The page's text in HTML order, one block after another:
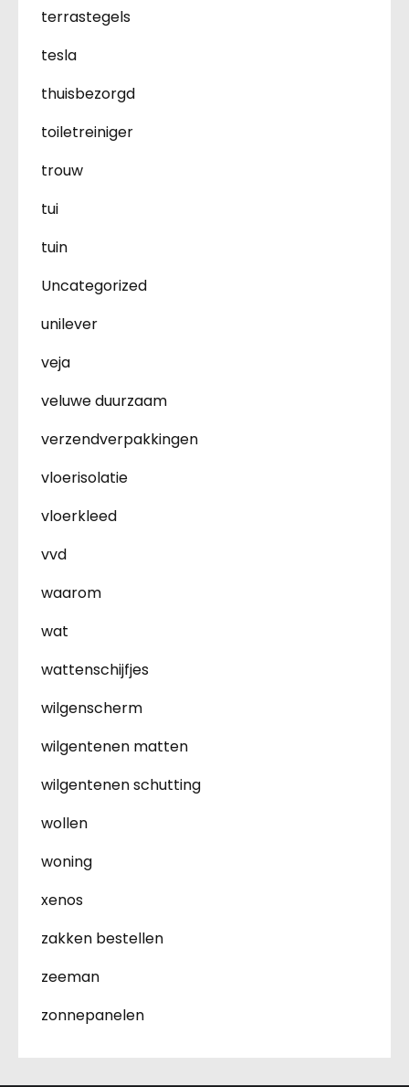
terrastegels
tesla
thuisbezorgd
toiletreiniger
trouw
tui
tuin
Uncategorized
unilever
veja
veluwe duurzaam
verzendverpakkingen
vloerisolatie
vloerkleed
vvd
waarom
wat
wattenschijfjes
wilgenscherm
wilgentenen matten
wilgentenen schutting
wollen
woning
xenos
zakken bestellen
zeeman
zonnepanelen